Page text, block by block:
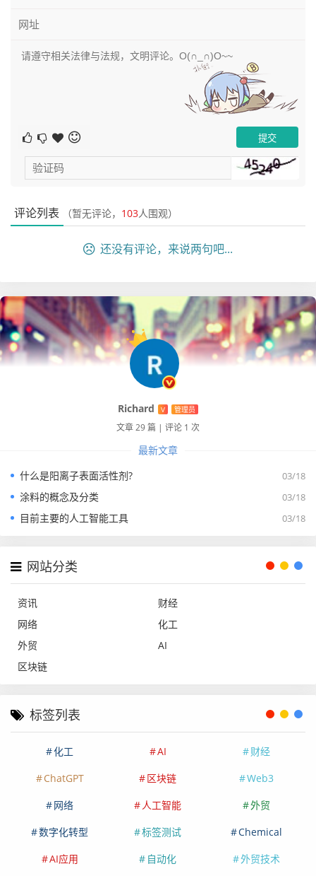
评论列表 （暂无评论， 103人围观）
还没有评论，来说两句吧...
Richard V 管理员
文章 29 篇 | 评论 1 次
最新文章
03/18
什么是阳离子表面活性剂?
03/18
涂料的概念及分类
03/18
目前主要的人工智能工具
网站分类
资讯
财经
网络
化工
外贸
AI
区块链
标签列表
化工 AI
财经
ChatGPT
区块链
Web3
网络
人工智能
外贸
数字化转型
标签测试
Chemical
AI应用
自动化 外贸技术